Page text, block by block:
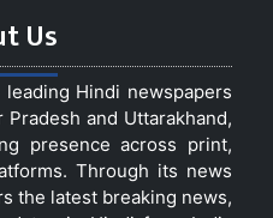
Us
Hindi newspapers
and Uttarakhand,
presence across print,
Through its news
the latest breaking news,